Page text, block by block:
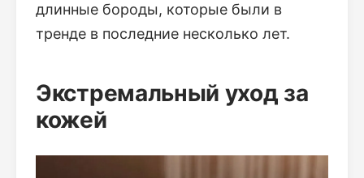
длинные бороды, которые были в
тренде в последние несколько лет.
Экстремальный уход за
кожей